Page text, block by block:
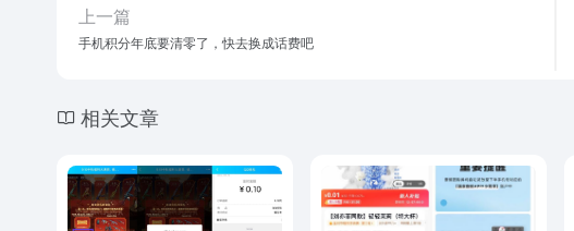
上一篇
手机积分年底要清零了，快去换成话费吧
相关文章